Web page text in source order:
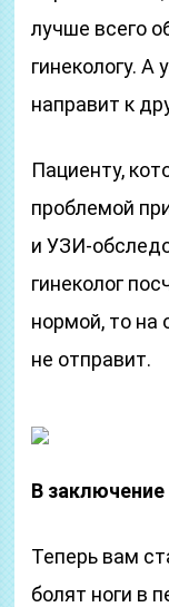
лучше всего
гинекологу. А
направит к
Пациенту,
проблемой
и УЗИ-
гинеколог
нормой, то на
не отправит.
В заключение
Теперь вам
болят ноги в